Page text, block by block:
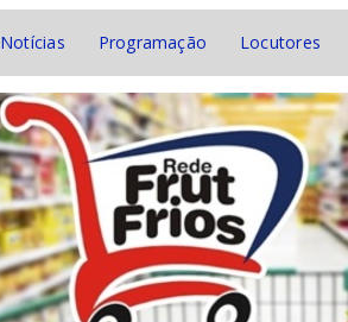
Notícias Programação Locutores